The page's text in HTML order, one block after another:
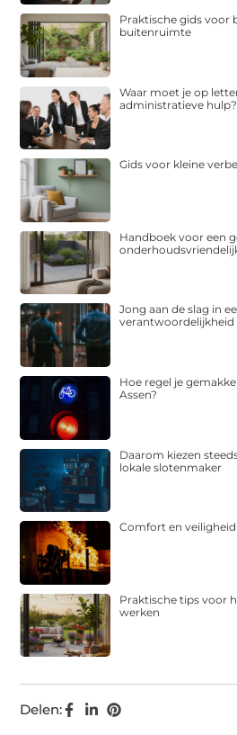
Delen:
Praktische gids voor
buitenruimte
Waar moet je op
administratieve hulp?
Gids voor kleine
Handboek voor een
Jong aan de slag in
verantwoordelijkheid
Hoe regel je
Assen?
Daarom kiezen
lokale slotenmaker
Comfort en
Praktische tips voor
werken